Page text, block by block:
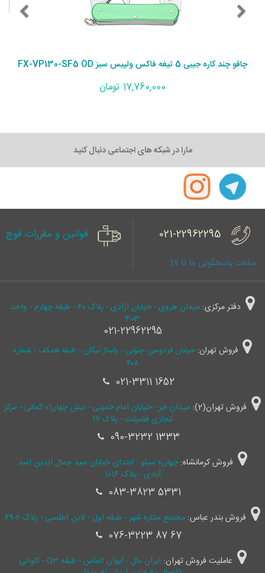
چاقو چند کاره جیبی 5 تیغه فاکس ولپیس سبز FX-VP130-SF5 OD
17,760,000 تومان
مارا در شبکه های اجتماعی دنبال کنید
021-22962295
ساعات پاسخگویی 10 تا 17
قوانین و مقررات قوچ
دفتر مرکزی:
میدان هروی - خیابان آزادی - پلاک 60 - طبقه چهارم - واحد
403
021-22962295
فروش تهران: خیابان فردوسی جنوبی - پاساژ نیکان - طبقه همکف - شماره
۴۰۸
021-3311 1652
فروش تهران(2):
میدان حر - خیابان امام خمینی - نبش چهارراه کمالی - مرکز
تجاری فضیلت - پلاک ۱۷
090-3232 1333
فروش کرمانشاه:چهارره سیلو - ابتدای خیابان سید جمال ‌الدین اسد
آبادی - پلاک 1016
083-3823 5331
فروش بندر عباس: مجتمع ستاره شهر - طبقه اول - لاین اطلسی - پلاک 2-69
076-3223 87 67
عاملیت فروش تهران:
ایران مال - ایوان الماس - طبقه G3 - کاوانی